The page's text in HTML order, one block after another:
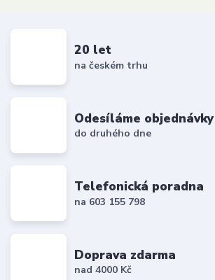
20 let
na českém trhu
Odesíláme objednávky
do druhého dne
Telefonická poradna
na 603 155 798
Doprava zdarma
nad 4000 Kč